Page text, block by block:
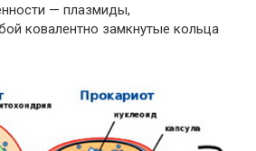
— плазмиды,
ковалентно замкнутые кольца